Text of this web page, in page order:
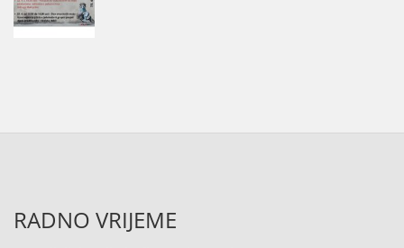
RADNO VRIJEME